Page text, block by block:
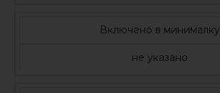
Включено в минималку
не указано